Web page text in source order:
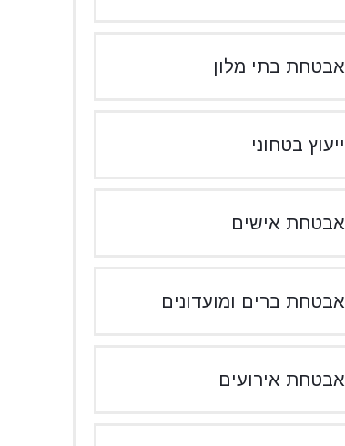
אבטחת בתי מלון
ייעוץ בטחוני
אבטחת אישים
אבטחת ברים ומועדונים
אבטחת אירועים